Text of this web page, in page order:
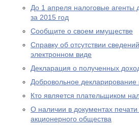
До 1 апреля налоговые агенты
за 2015 год
Сообщите о своем имуществе
Справку об отсутствии
электронном виде
Декларация о полученных
Добровольное
Кто является плательщиком
О наличии в документах
акционерного общества